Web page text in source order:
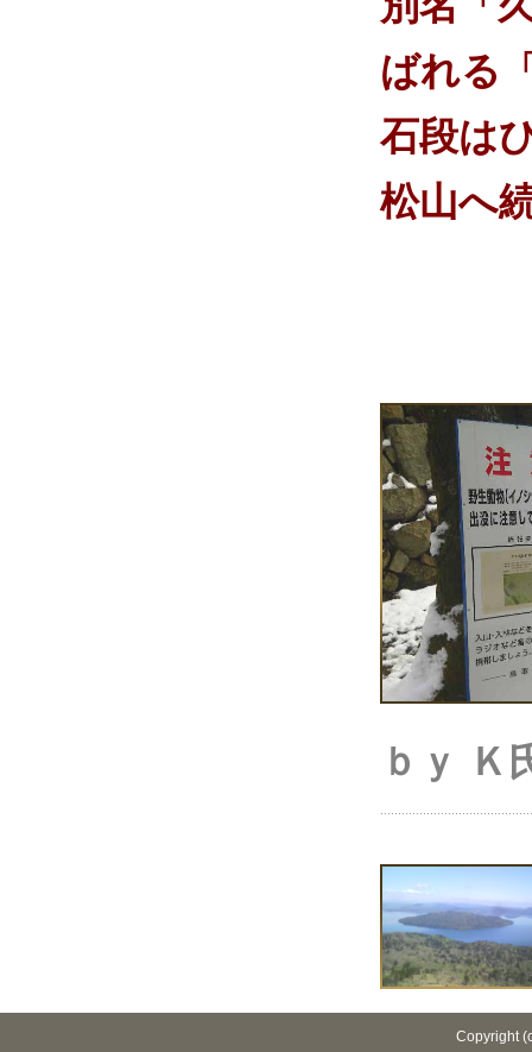
ばれる
石段は
松山へ
ｂｙ Ｋ
Copyright